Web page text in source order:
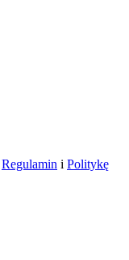
Regulamin i Politykę